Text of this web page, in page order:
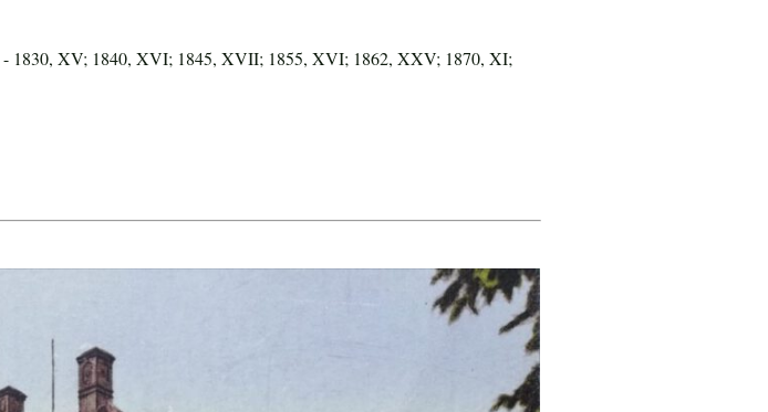
- 1830, XV; 1840, XVI; 1845, XVII; 1855, XVI; 1862, XXV; 1870, XI;